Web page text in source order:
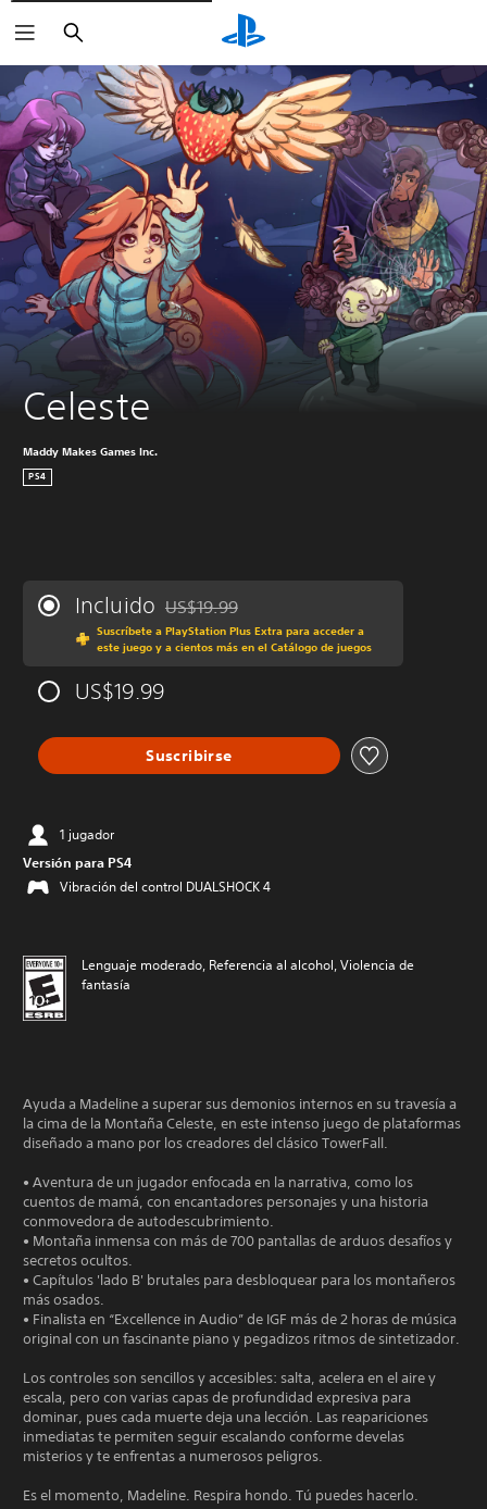
Buscar
Celeste
Maddy Makes Games Inc.
PS4
Incluido Rebajado del precio original de US$19.99
US$19.99
Suscríbete a PlayStation Plus Extra para acceder a
este juego y a cientos más en el Catálogo de juegos
US$19.99
Suscribirse
1 jugador
Versión para PS4
Vibración del control DUALSHOCK 4
Lenguaje moderado, Referencia al alcohol, Violencia de
fantasía
Ayuda a Madeline a superar sus demonios internos en su travesía a
la cima de la Montaña Celeste, en este intenso juego de plataformas
diseñado a mano por los creadores del clásico TowerFall.
• Aventura de un jugador enfocada en la narrativa, como los
cuentos de mamá, con encantadores personajes y una historia
conmovedora de autodescubrimiento.
• Montaña inmensa con más de 700 pantallas de arduos desafíos y
secretos ocultos.
• Capítulos 'lado B' brutales para desbloquear para los montañeros
más osados.
• Finalista en “Excellence in Audio” de IGF más de 2 horas de música
original con un fascinante piano y pegadizos ritmos de sintetizador.
Los controles son sencillos y accesibles: salta, acelera en el aire y
escala, pero con varias capas de profundidad expresiva para
dominar, pues cada muerte deja una lección. Las reapariciones
inmediatas te permiten seguir escalando conforme develas
misterios y te enfrentas a numerosos peligros.
Es el momento, Madeline. Respira hondo. Tú puedes hacerlo.